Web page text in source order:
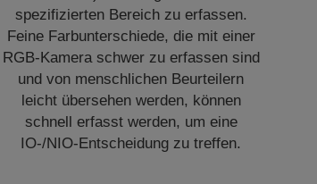
spezifizierten Bereich zu erfassen.
Feine Farbunterschiede, die mit einer
RGB-Kamera schwer zu erfassen sind
und von menschlichen Beurteilern
leicht übersehen werden, können
schnell erfasst werden, um eine
IO-/NIO-Entscheidung zu treffen.